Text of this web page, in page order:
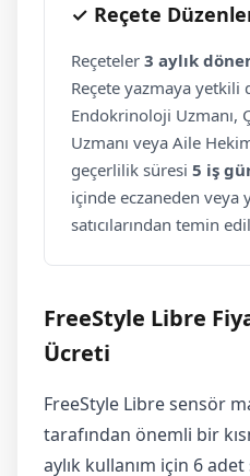
✓ Reçete
Reçeteler 3 aylık
Reçete yazmaya yetkili
Endokrinoloji Uzmanı,
Uzmanı veya Aile
geçerlilik süresi 5 iş
içinde eczaneden veya
satıcılarından temin
FreeStyle Libre
Ücreti
FreeStyle Libre sensör
tarafından önemli bir
aylık kullanım için 6